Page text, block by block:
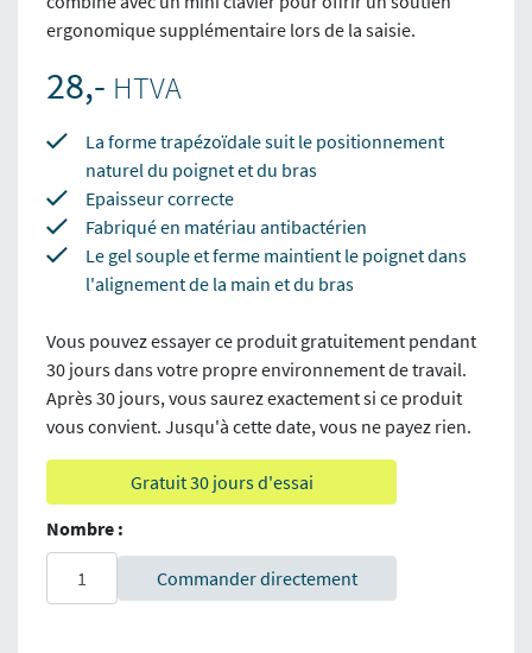
ergonomique supplémentaire lors de la saisie.
28,- HTVA
La forme trapézoïdale suit le positionnement
naturel du poignet et du bras
Epaisseur correcte
Fabriqué en matériau antibactérien
Le gel souple et ferme maintient le poignet dans
l'alignement de la main et du bras
Vous pouvez essayer ce produit gratuitement pendant
30 jours dans votre propre environnement de travail.
Après 30 jours, vous saurez exactement si ce produit
vous convient. Jusqu'à cette date, vous ne payez rien.
Gratuit 30 jours d'essai
Nombre :
Commander directement